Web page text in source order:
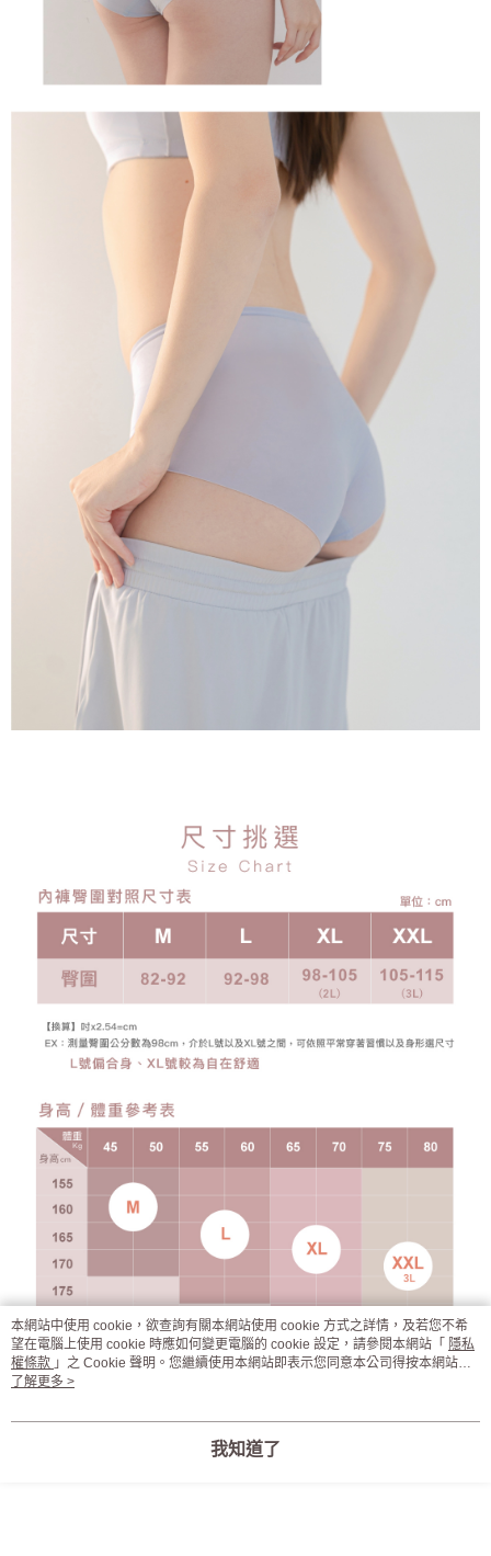
本網站中使用 cookie，欲查詢有關本網站使用 cookie 方式之詳情，及若您不希
望在電腦上使用 cookie 時應如何變更電腦的 cookie 設定，請參閱本網站「 隱私
權條款 」之 Cookie 聲明。您繼續使用本網站即表示您同意本公司得按本網站使
用條款之 Cookie 聲明使用 cookie。
了解更多 >
我知道了